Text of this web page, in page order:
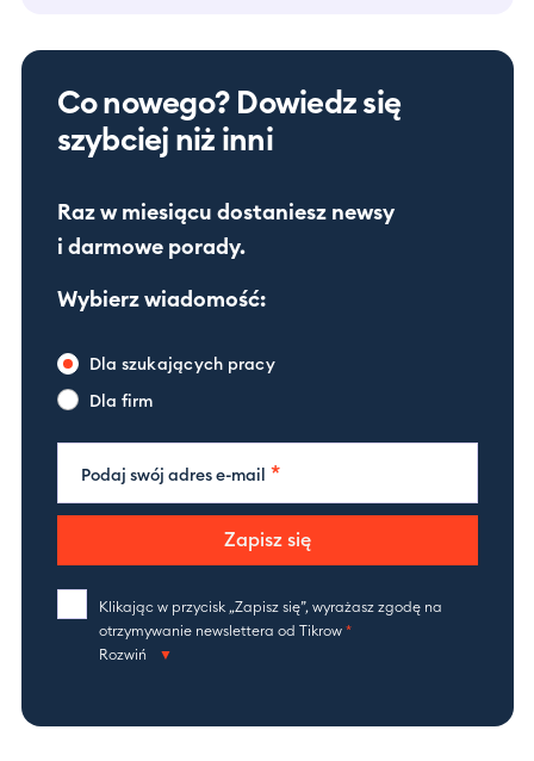
Co nowego? Dowiedz się
szybciej niż inni
Raz w miesiącu dostaniesz newsy
i darmowe porady.
Wybierz wiadomość:
Dla szukających pracy
Dla firm
Podaj swój adres e-mail *
Zapisz się
Klikając w przycisk „Zapisz się”, wyrażasz zgodę na
otrzymywanie newslettera od Tikrow *
Rozwiń